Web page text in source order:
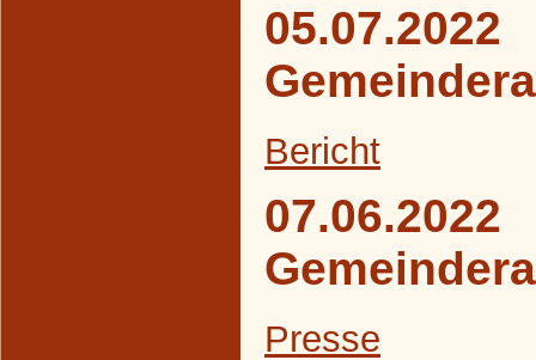
05.07.2022
Bericht
07.06.2022
Presse